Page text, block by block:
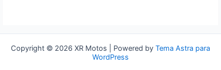
Copyright © 2026 XR Motos | Powered by Tema Astra para
WordPress